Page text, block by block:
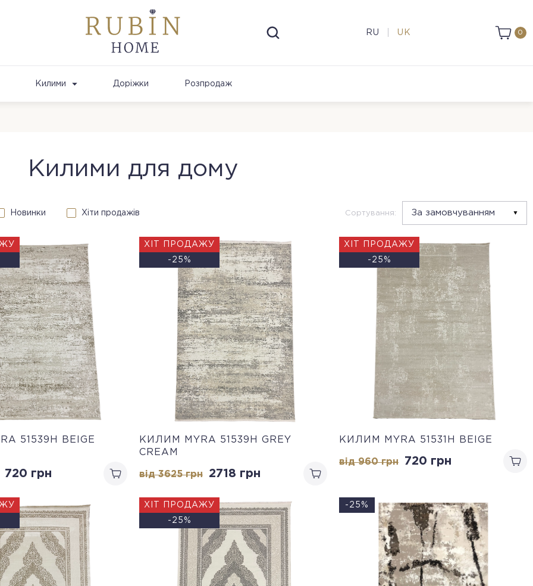
RU UK 0
Килими Доріжки Розпродаж
Килими для дому
Новинки Хіти продажів Сортування:
51539H BEIGE
720 грн
ХІТ ПРОДАЖУ
-25%
КИЛИМ MYRA 51539H GREY
CREAM
від 3625 грн 2718 грн
ХІТ ПРОДАЖУ
-25%
КИЛИМ MYRA 51531H BEIGE
від 960 грн 720 грн
ХІТ ПРОДАЖУ
-25%
-25%